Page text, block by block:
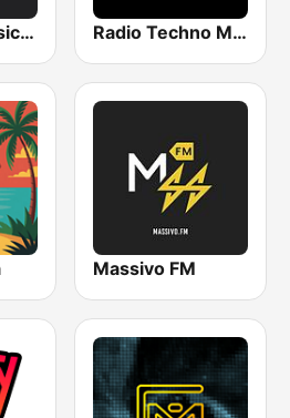
Free FM Classics Mexico Radio Techno México
Massivo FM